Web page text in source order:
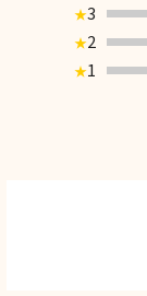
★3
★2
★1